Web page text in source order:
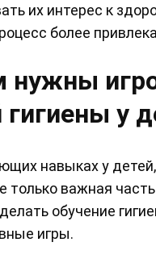
их интерес к
более
нужны
у
навыках у
только важная
обучение
игры.